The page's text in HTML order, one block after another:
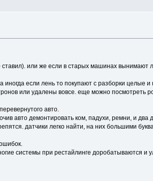
ставил). или же если в старых машинах вынимают
если лень то покупают с разборки целые и
или удалены вовсе. еще можно посмотреть
авто.
авто демонтировать ком, падухи, ремни, и два
датчики легко найти, на них большими
системы при рестайлинге доробатываются и